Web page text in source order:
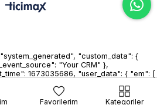
"custom_data": {
"Your CRM" },
1673035686, "user_data": { "em": [
"ph": [
Favorilerim Kategoriler